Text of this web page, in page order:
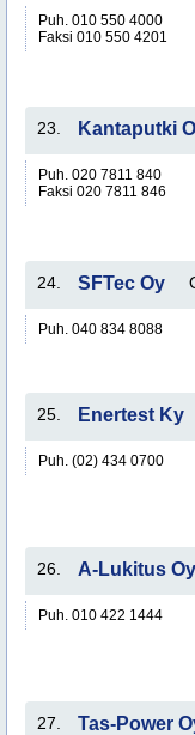
Puh. 010 550 4000
Faksi 010 550 4201
23. Kantaputki
Puh. 020 7811 840
Faksi 020 7811 846
24. SFTec Oy
Puh. 040 834 8088
25. Enertest Ky
Puh. (02) 434 0700
26. A-Lukitus Oy
Puh. 010 422 1444
27. Tas-Power